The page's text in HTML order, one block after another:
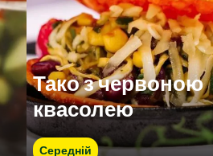
Тако з червоною
квасолею
Середній